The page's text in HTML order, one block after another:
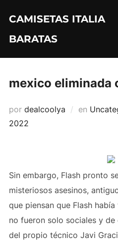
contenido
CAMISETAS ITALIA
BARATAS
mexico eliminada
por dealcoolya en
2022
Sin embargo, Flash pronto
misteriosos asesinos,
que piensan que Flash
no fueron solo sociales y
del propio técnico Javi